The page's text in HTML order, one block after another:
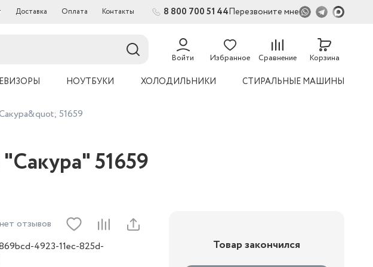
Доставка Оплата Контакты 8 800 700 51 44Перезвоните мне
Войти Избранное Сравнение
54
Корзина
НОУТБУКИ ХОЛОДИЛЬНИКИ СТИРАЛЬНЫЕ МАШИНЫ
51659
51659
нет отзывов
4923-11ec-825d-
Товар закончился